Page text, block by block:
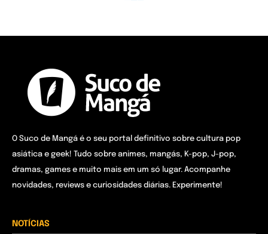
O Suco de Mangá é o seu portal definitivo sobre cultura pop
asiática e geek! Tudo sobre animes, mangás, K-pop, J-pop,
dramas, games e muito mais em um só lugar. Acompanhe
novidades, reviews e curiosidades diárias. Experimente!
NOTÍCIAS